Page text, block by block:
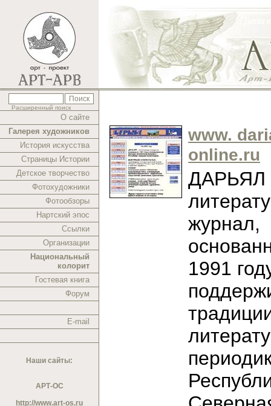
Расширенный поиск
О сайте
Галерея художников
История искусства
Страницы Истории
Детское творчество
Фотохудожники
Фотообзоры
Нартский эпос
Ссылки
Организации
Национальный
колорит
Гостевая книга
Форум
E-mail
Наши сайты:
АРТ-ОС
http://www.art-os.ru
www.
online.ru
ДАРЬЯЛ
журнал,
1991